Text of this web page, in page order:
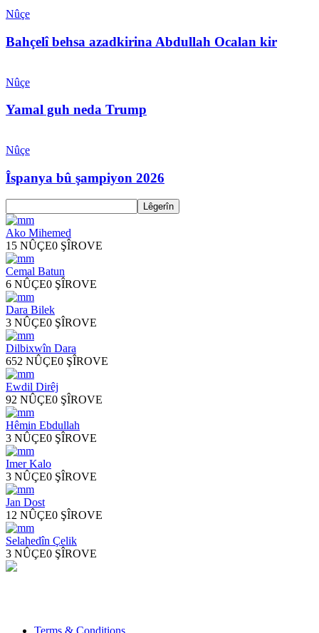
Nûçe
Bahçelî behsa azadkirina Abdullah Ocalan kir
Nûçe
Yamal guh neda Trump
Nûçe
Îspanya bû şampiyon 2026
Ako Mihemed
15 NÛÇE0 ŞÎROVE
Cemal Batun
6 NÛÇE0 ŞÎROVE
Dara Bilek
3 NÛÇE0 ŞÎROVE
Dilbixwîn Dara
652 NÛÇE0 ŞÎROVE
Ewdil Dirêj
92 NÛÇE0 ŞÎROVE
Hêmin Ebdullah
3 NÛÇE0 ŞÎROVE
Imer Kalo
3 NÛÇE0 ŞÎROVE
Jan Dost
12 NÛÇE0 ŞÎROVE
Selahedîn Çelik
3 NÛÇE0 ŞÎROVE